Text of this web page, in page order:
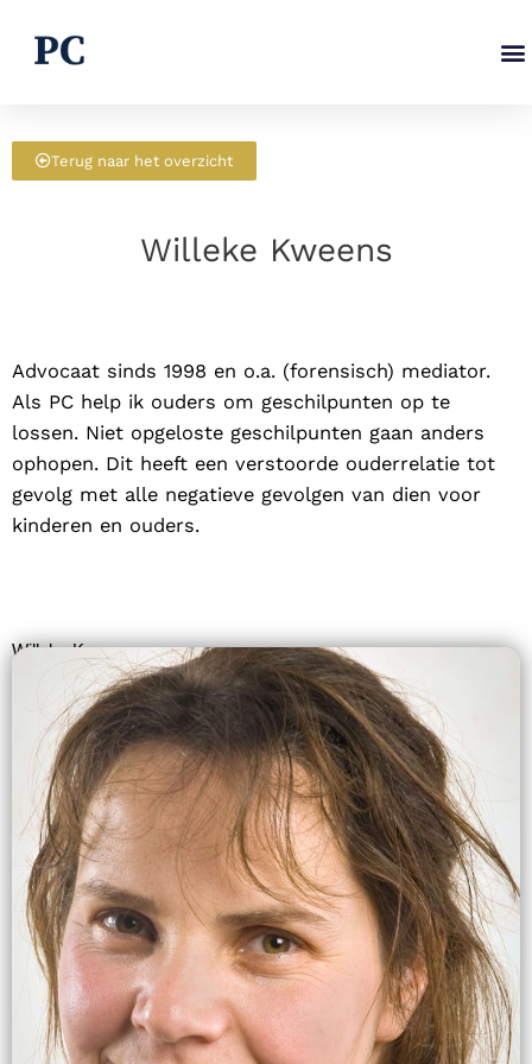
naar
Terug naar het overzicht
Willeke Kweens
Advocaat sinds 1998 en o.a. (forensisch) mediator.
Als PC help ik ouders om geschilpunten op te
lossen. Niet opgeloste geschilpunten gaan anders
ophopen. Dit heeft een verstoorde ouderrelatie tot
gevolg met alle negatieve gevolgen van dien voor
kinderen en ouders.
Willeke Kweens
KlaassenKweens, Oranjesingel 27 te Nijmegen
024-3246100
w.kweens@klaassenkweens.nl
www.klaassenkweens.nl.